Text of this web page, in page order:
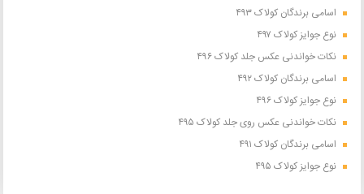
اسامی برندگان کولاک ۴۹۳
نوع جوایز کولاک ۴۹۷
نکات خواندنی عکس جلد کولاک ۴۹۶
اسامی برندگان کولاک ۴۹۲
نوع جوایز کولاک ۴۹۶
نکات خواندنی عکس روی جلد کولاک ۴۹۵
اسامی برندگان کولاک ۴۹۱
نوع جوایز کولاک ۴۹۵